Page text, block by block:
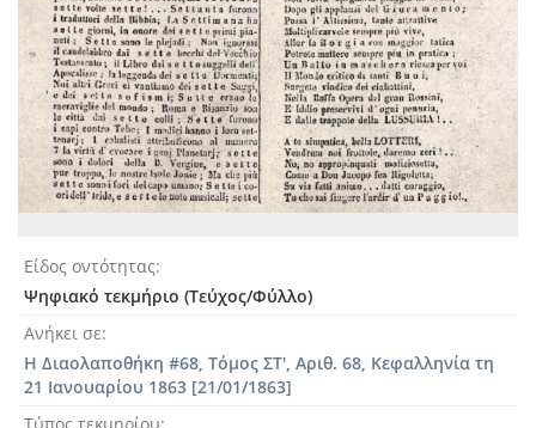
Είδος οντότητας
Ψηφιακό τεκμήριο (Τεύχος/Φύλλο)
Ανήκει σε
Η Διαολαποθήκη #68, Τόμος ΣΤ', Αριθ. 68, Κεφαλληνία τη
21 Ιανουαρίου 1863 [21/01/1863]